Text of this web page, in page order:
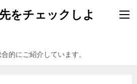
をチェックしよ
的にご紹介しています。